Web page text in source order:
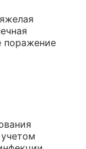
поражение